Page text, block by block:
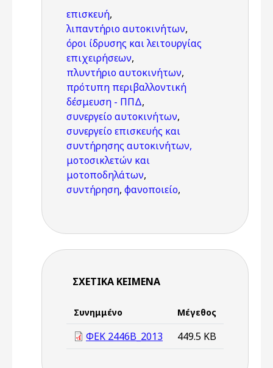
επισκευή,
λιπαντήριο αυτοκινήτων,
όροι ίδρυσης και λειτουργίας
επιχειρήσεων,
πλυντήριο αυτοκινήτων,
πρότυπη περιβαλλοντική
δέσμευση - ΠΠΔ,
συνεργείο αυτοκινήτων,
συνεργείο επισκευής και
συντήρησης αυτοκινήτων,
μοτοσικλετών και
μοτοποδηλάτων,
συντήρηση, φανοποιείο,
ΣΧΕΤΙΚΆ ΚΕΊΜΕΝΑ
Συνημμένο Μέγεθος
ΦΕΚ 2446Β_2013 449.5 KB